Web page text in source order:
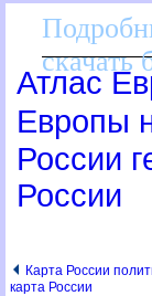
скачать
Атлас
Европы
России
России
Карта России
карта России